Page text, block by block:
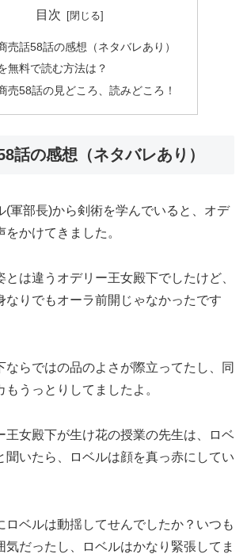
目次
売話58話の感想（ネタバレあり）
無料で読む方法は？
売58話の見どころ、読みどころ！
話の感想（ネタバレあり）
(軍部長)から剣術を学んでいると、オデ
をかけてきました。
とは違うオデリー王女殿下でしたけど、
なりでもオーラ前開じゃなかったです
ならではの品のよさが際立ってたし、同
もうっとりしてましたよ。
王女殿下が生け花の授業の先生は、ロベ
聞いたら、ロベルは顔を真っ赤にしてい
ロベルは動揺してせんでしたか？いつも
気だったし、ロベルはかなり緊張してま